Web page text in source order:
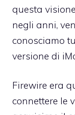
questa
negli anni,
conosciamo
versione di
Firewire era
connettere le